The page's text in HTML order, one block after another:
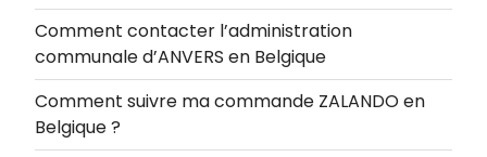
Comment contacter l’administration
communale d’ANVERS en Belgique
Comment suivre ma commande ZALANDO en
Belgique ?